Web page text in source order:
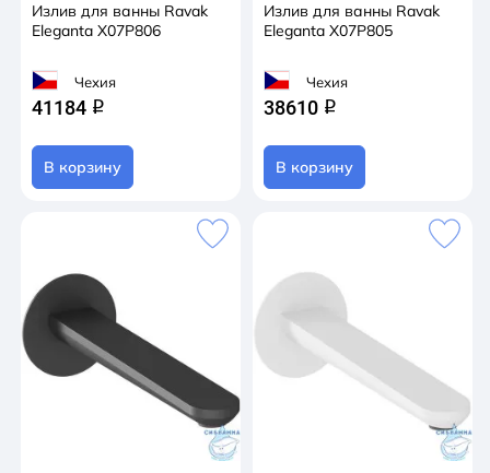
Излив для ванны Ravak
Eleganta X07P806
Чехия
41184 q
В корзину
Излив для ванны Ravak
Eleganta X07P805
Чехия
38610 q
В корзину